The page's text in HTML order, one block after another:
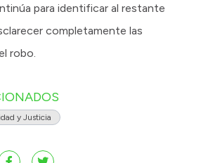
para identificar al restante
completamente las
robo.
y Justicia